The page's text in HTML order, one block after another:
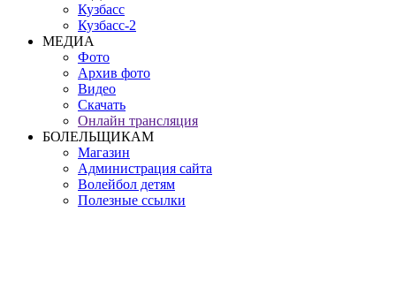
Кузбасс
Кузбасс-2
МЕДИА
Фото
Архив фото
Видео
Скачать
Онлайн трансляция
БОЛЕЛЬЩИКАМ
Магазин
Администрация сайта
Волейбол детям
Полезные ссылки